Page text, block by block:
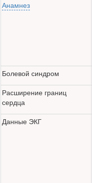
Анамнез
Болевой синдром
Расширение границ
сердца
Данные ЭКГ